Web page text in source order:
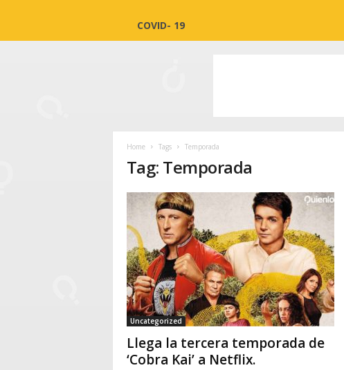
COVID- 19
Home Tags Temporada
Tag: Temporada
Uncategorized
Llega la tercera temporada de
‘Cobra Kai’ a Netflix.